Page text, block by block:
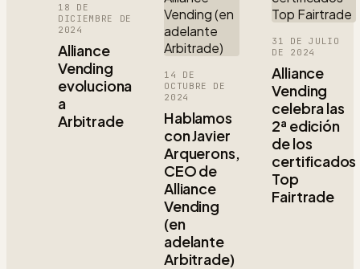
18 DE
DICIEMBRE DE
2024
Alliance
Vending
evoluciona
a
Arbitrade
14 DE
OCTUBRE DE
2024
Hablamos
con Javier
Arquerons,
CEO de
Alliance
Vending
(en
adelante
Arbitrade)
31 DE JULIO
DE 2024
Alliance
Vending
celebra las
2ª edición
de los
certificados
Top
Fairtrade